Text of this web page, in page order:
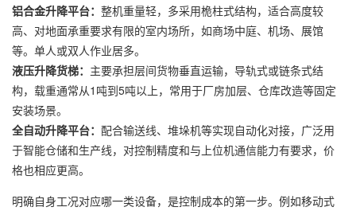
铝合金升降平台： 整机重量轻，多采用桅柱式结构，适合高度较
高、对地面承重要求有限的室内场所，如商场中庭、机场、展馆
等。单人或双人作业居多。
液压升降货梯： 主要承担层间货物垂直运输，导轨式或链条式结
构，载重通常从1吨到5吨以上，常用于厂房加层、仓库改造等固定
安装场景。
全自动升降平台： 配合输送线、堆垛机等实现自动化对接，广泛用
于智能仓储和生产线，对控制精度和与上位机通信能力有要求，价
格也相应更高。
明确自身工况对应哪一类设备，是控制成本的第一步。例如移动式